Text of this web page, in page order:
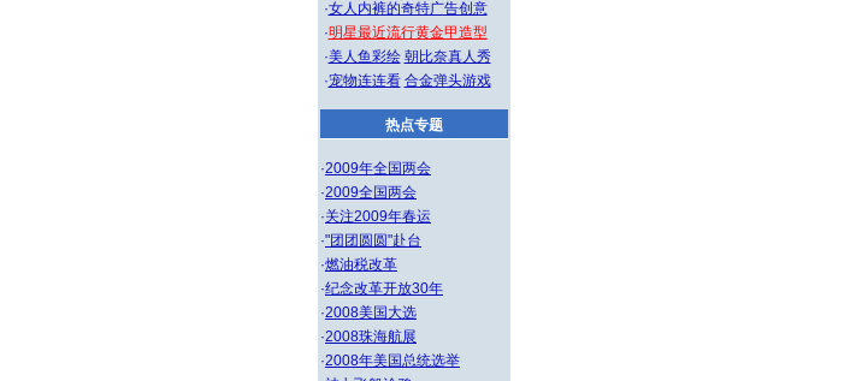
·女人内裤的奇特广告创意
·明星最近流行黄金甲造型
·美人鱼彩绘 朝比奈真人秀
·宠物连连看 合金弹头游戏
热点专题
·2009年全国两会
·2009全国两会
·关注2009年春运
·"团团圆圆"赴台
·燃油税改革
·纪念改革开放30年
·2008美国大选
·2008珠海航展
·2008年美国总统选举